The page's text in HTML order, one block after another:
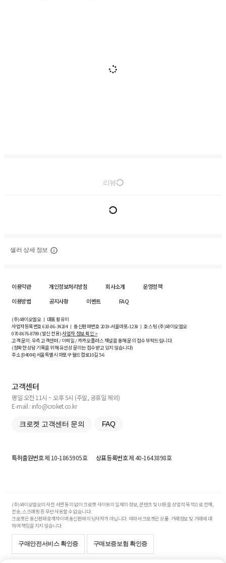
리뷰
셀러 상세 정보
이용약관 개인정보처리방침 회사소개
운영정책
이용방법
공지사항 이벤트 FAQ
(주)와이오엘오 ㅣ 대표 황유미
사업자등록번호610-86-34204ㅣ 통신판매번호 2019-서울마포-1239 ㅣ 호스팅 (주)와이오엘오
070-8676-8799 (발신 전용)사업자 정보 확인 >
고객 문의: 우측 고객센터 / 이메일 / 카카오플러스 채널을 통해 문의 접수 부탁드립니다.
(정확한 상담 기록을 위해 유선상 문의는 접수받고 있지 않습니다)
주소 [04004] 서울특별시 마포구 월드컵로10길5-6
고객센터
평일 오전 11시 ~ 오후 5시 (주말, 공휴일 제외)
E-mail : info@croket.co.kr
크로켓 고객센터 문의 FAQ
특허출원번호제 10-1865905호 상표등록번호제 40-1643898호
(주)와이오엘오의 사전 서면 동의 없이 크로켓 사이트의 일체의 정보, 콘텐츠 및 UI등을 상업적 목적으로 전재,
전송, 스크래핑 등 무단 사용할 수 없습니다.
크로켓은 통신판매중개자이며 통신판매의 당사자가 아닙니다. 따라서 크로켓은 상품·거래정보 및 거래에 대
하여 책임을 지지 않습니다.
구매안전서비스 확인증 구매보증보험 확인증